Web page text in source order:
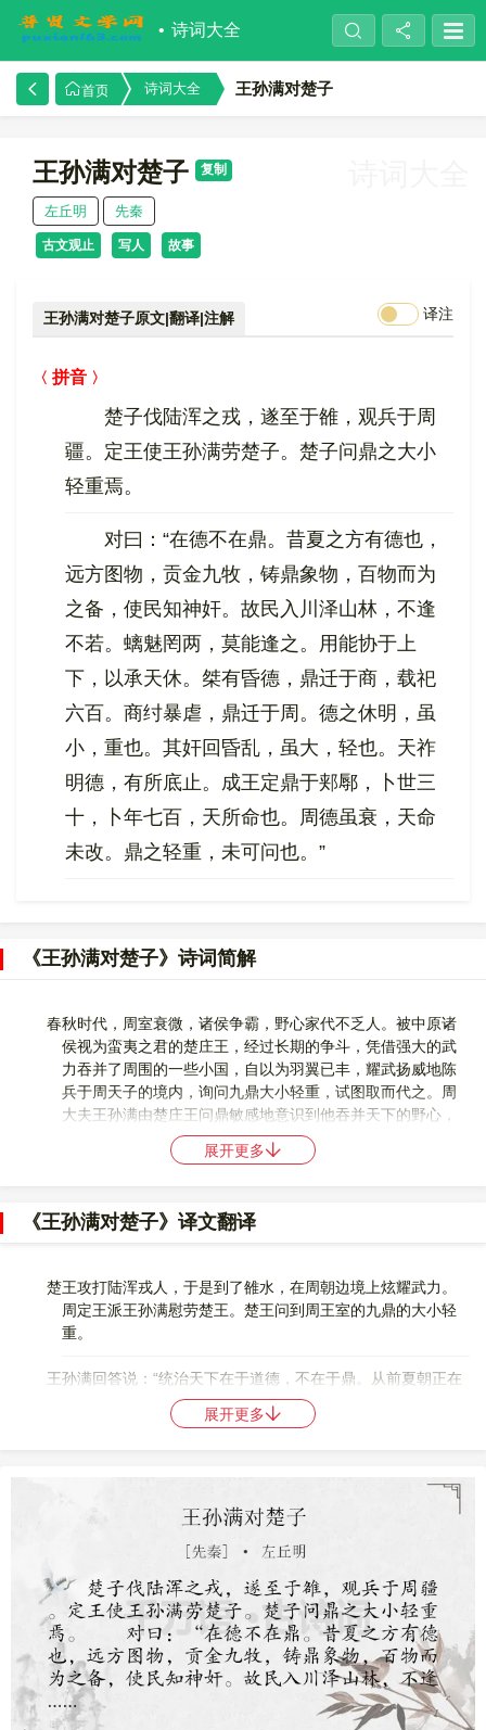
诗词大全
首页 诗词大全 王孙满对楚子
王孙满对楚子 复制
左丘明 先秦
古文观止 写人 故事
王孙满对楚子原文|翻译|注解 译注
拼音
楚子伐陆浑之戎，遂至于雒，观兵于周
疆。定王使王孙满劳楚子。楚子问鼎之大小
轻重焉。
对曰：“在德不在鼎。昔夏之方有德也，
远方图物，贡金九牧，铸鼎象物，百物而为
之备，使民知神奸。故民入川泽山林，不逢
不若。螭魅罔两，莫能逢之。用能协于上
下，以承天休。桀有昏德，鼎迁于商，载祀
六百。商纣暴虐，鼎迁于周。德之休明，虽
小，重也。其奸回昏乱，虽大，轻也。天祚
明德，有所底止。成王定鼎于郏鄏，卜世三
十，卜年七百，天所命也。周德虽衰，天命
未改。鼎之轻重，未可问也。”
《王孙满对楚子》诗词简解
春秋时代，周室衰微，诸侯争霸，野心家代不乏人。被中原诸
侯视为蛮夷之君的楚庄王，经过长期的争斗，凭借强大的武
力吞并了周围的一些小国，自以为羽翼已丰，耀武扬威地陈
兵于周天子的境内，询问九鼎大小轻重，试图取而代之。周
大夫王孙满由楚庄王问鼎敏感地意识到他吞并天下的野心，
就以享有天下“在德不在鼎”的妙论，摧挫打击了楚庄王的嚣张
气焰。夏、商、周三代以九鼎为传国宝，九鼎成为王权的象
历史发展到鲁宣公的时候，周王的权杖早已失去昔日的威严，
习，耀武扬威，不可一世。周定王敢怒而不敢言，忍气吞
声，还不得不派自己的大夫王孙满去慰劳。见面后，楚庄王
竟然连一句寒暄的话都没有，劈头盖脸就问鼎之大小轻重。
横无礼，蔑视周定王，对其欲取周室而代之的野心毫不掩
饰。王孙满忠诚而睿智。他的回答从容不迫而隐含凌厉。全
篇故事便在“霸”与“德”的矛盾中展开。两个人物的性格跃然纸
发，以“德”抗“霸”，一语击破楚庄王的问鼎野心：“在德不在
鼎。”立论如金石，坚不可摧。接下来，以夏、商、周的历史
变迁为鉴，有根有据地讲述了鼎的来历和几易其主的过程，
用以说明有德的君主才配有九鼎，才会拥有天下。由鼎的轻
“德”，你还不配问鼎。鼎随德迁，那么如今周德如何？还没等
愚昧的楚庄王醒过神来，王孙满妙转机杼，又搬出个“天”来。
“周德虽衰，天命未改”，周王朝的命数是天定的，天命难违，
任何人都无法改变。王孙满的答话，无一句直接指说楚庄
王，却无一语不在谴责他，既狠击其心，又死封其口。条理
严密，涵蓄有力，与楚庄王的凶蛮直率形成鲜明对比。
展开更多
《王孙满对楚子》译文翻译
楚王攻打陆浑戎人，于是到了雒水，在周朝边境上炫耀武力。
周定王派王孙满慰劳楚王。楚王问到周王室的九鼎的大小轻
重。
王孙满回答说：“统治天下在于道德，不在于鼎。从前夏朝正在
实行德政的时候，远方各地把各种奇异东西都画成图象，九
州贡献出金属，铸成九鼎，把画下来的各种东西的图象铸在
罔两这些妖怪都不会遇到。因此能够上下和协，受到上天的
保佑。夏桀昏乱，鼎迁到商朝，前后六百年。商纣暴虐，鼎
果奸邪昏乱，鼎虽然大，也是轻的。上天赐福给有美德的
人，是有一定极限的。成王把九鼎放在郏鄏，曾经占卜过，
可以传世三十代，享国七百年，这是上天所命令的。今天周
朝的德行虽然衰减了，可天命还没有改变。九鼎的轻重，是
不能问的。
楚庄王攻打陆浑之戎，于是来到雒水，在周朝的疆界内检阅军
队。周定王派王孙满去慰劳楚庄王。楚庄王问起九鼎的大小
展开更多